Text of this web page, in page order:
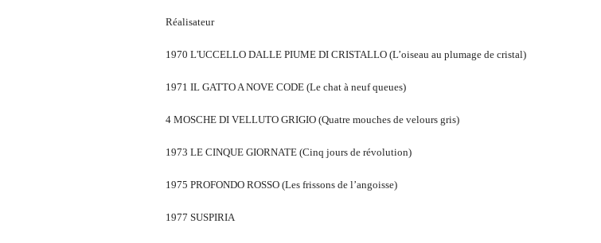
Réalisateur
1970 L'UCCELLO DALLE PIUME DI CRISTALLO (L’oiseau au plumage de cristal)
1971 IL GATTO A NOVE CODE (Le chat à neuf queues)
4 MOSCHE DI VELLUTO GRIGIO (Quatre mouches de velours gris)
1973 LE CINQUE GIORNATE (Cinq jours de révolution)
1975 PROFONDO ROSSO (Les frissons de l’angoisse)
1977 SUSPIRIA